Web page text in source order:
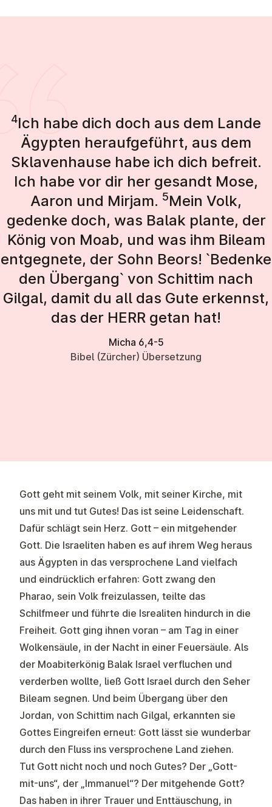
4Ich habe dich doch aus dem Lande
Ägypten heraufgeführt, aus dem
Sklavenhause habe ich dich befreit.
Ich habe vor dir her gesandt Mose,
Aaron und Mirjam. 5Mein Volk,
gedenke doch, was Balak plante, der
König von Moab, und was ihm Bileam
entgegnete, der Sohn Beors! `Bedenke
den Übergang` von Schittim nach
Gilgal, damit du all das Gute erkennst,
das der HERR getan hat!
Micha 6,4-5
Bibel (Zürcher) Übersetzung
Gott geht mit seinem Volk, mit seiner Kirche, mit
uns mit und tut Gutes! Das ist seine Leidenschaft.
Dafür schlägt sein Herz. Gott – ein mitgehender
Gott. Die Israeliten haben es auf ihrem Weg heraus
aus Ägypten in das versprochene Land vielfach
und eindrücklich erfahren: Gott zwang den
Pharao, sein Volk freizulassen, teilte das
Schilfmeer und führte die Isrealiten hindurch in die
Freiheit. Gott ging ihnen voran – am Tag in einer
Wolkensäule, in der Nacht in einer Feuersäule. Als
der Moabiterkönig Balak Israel verfluchen und
verderben wollte, ließ Gott Israel durch den Seher
Bileam segnen. Und beim Übergang über den
Jordan, von Schittim nach Gilgal, erkannten sie
Gottes Eingreifen erneut: Gott lässt sie wunderbar
durch den Fluss ins versprochene Land ziehen.
Tut Gott nicht noch und noch Gutes? Der „Gott-
mit-uns“, der „Immanuel“? Der mitgehende Gott?
Das haben in ihrer Trauer und Enttäuschung, in